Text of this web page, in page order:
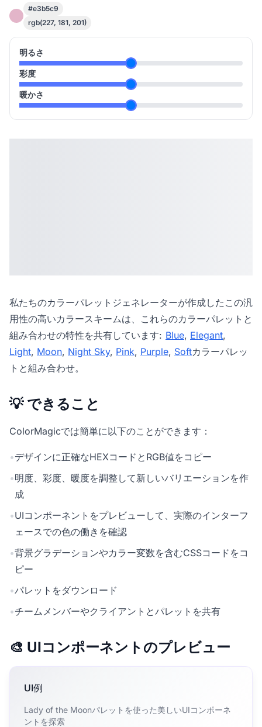
#e3b5c9
rgb(227, 181, 201)
明るさ
彩度
暖かさ
私たちのカラーパレットジェネレーターが作成したこの汎
用性の高いカラースキームは、これらのカラーパレットと
組み合わせの特性を共有しています: Blue, Elegant,
Light, Moon, Night Sky, Pink, Purple, Softカラーパレッ
トと組み合わせ。
💡 できること
ColorMagicでは簡単に以下のことができます：
•デザインに正確なHEXコードとRGB値をコピー
•明度、彩度、暖度を調整して新しいバリエーションを作
成
•UIコンポーネントをプレビューして、実際のインターフ
ェースでの色の働きを確認
•背景グラデーションやカラー変数を含むCSSコードをコ
ピー
•パレットをダウンロード
•チームメンバーやクライアントとパレットを共有
🎨 UIコンポーネントのプレビュー
UI例
Lady of the Moonパレットを使った美しいUIコンポーネ
ントを探索